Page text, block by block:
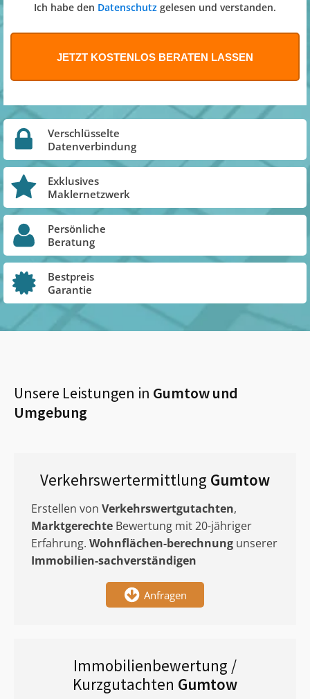
Ich habe den Datenschutz gelesen und verstanden.
Verschlüsselte
Datenverbindung
Exklusives
Maklernetzwerk
Persönliche
Beratung
Bestpreis
Garantie
Unsere Leistungen in Gumtowund
Umgebung
Verkehrswertermittlung Gumtow
Erstellen von Verkehrswertgutachten,
Marktgerechte Bewertung mit 20-jähriger
Erfahrung. Wohnflächen-berechnung unserer
Immobilien-sachverständigen
Anfragen
Immobilienbewertung /
Kurzgutachten Gumtow